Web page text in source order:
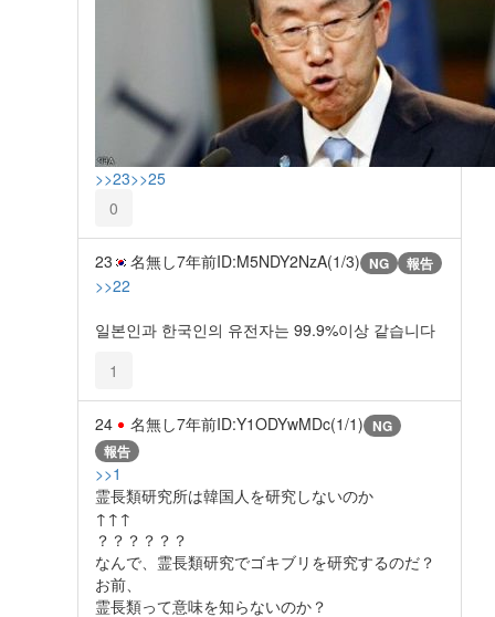
>>23>>25
0
23 名無し7年前ID:M5NDY2NzA(1/3) NG 報告
>>22
일본인과 한국인의 유전자는 99.9%이상 같습니다
1
24 名無し7年前ID:Y1ODYwMDc(1/1) NG
報告
>>1
霊長類研究所は韓国人を研究しないのか
↑↑↑
？？？？？？
なんで、霊長類研究でゴキブリを研究するのだ？
お前、
霊長類って意味を知らないのか？